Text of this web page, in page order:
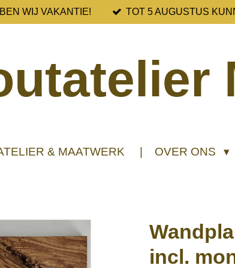
WIJ VAKANTIE! TOT 5 AUGUSTUS
& MAATWERK OVER ONS
incl.